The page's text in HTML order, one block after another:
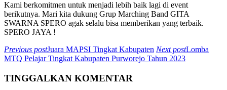
Kami berkomitmen untuk menjadi lebih baik lagi di event
berikutnya. Mari kita dukung Grup Marching Band GITA
SWARNA SPERO agak selalu bisa memberikan yang terbaik.
SPERO JAYA !
Previous postJuara MAPSI Tingkat Kabupaten Next postLomba
MTQ Pelajar Tingkat Kabupaten Purworejo Tahun 2023
TINGGALKAN KOMENTAR